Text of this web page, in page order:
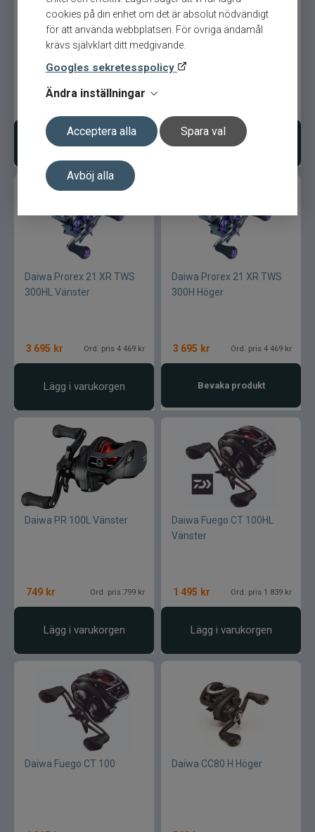
cookies på din enhet om det är absolut nödvändigt
för att använda webbplatsen. För övriga ändamål
krävs självklart ditt medgivande.
Googles sekretesspolicy
Ändra inställningar
Acceptera alla Spara val
Avböj alla
Daiwa PT 300L Vänster
Lägg i varukorgen
Daiwa PT 150HL Vänster
Lägg i varukorgen
Daiwa Prorex 21 XR TWS
300HL Vänster
3 695 kr Ord. pris 4 469 kr
Lägg i varukorgen
Daiwa Prorex 21 XR TWS
300H Höger
3 695 kr Ord. pris 4 469 kr
Bevaka produkt
Daiwa PR 100L Vänster
749 kr Ord. pris 799 kr
Lägg i varukorgen
Daiwa Fuego CT 100HL
Vänster
1 495 kr Ord. pris 1 839 kr
Lägg i varukorgen
Daiwa Fuego CT 100 Daiwa CC80 H Höger